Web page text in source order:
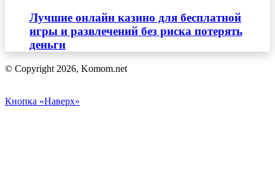
Лучшие онлайн казино для бесплатной
игры и развлечений без риска потерять
деньги
© Copyright 2026, Komom.net
Кнопка «Наверх»